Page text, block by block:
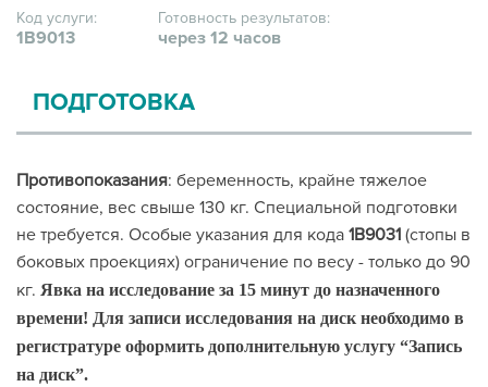
Код услуги:
1В9013
Готовность результатов:
через 12 часов
ПОДГОТОВКА
Противопоказания: беременность, крайне тяжелое
состояние, вес свыше 130 кг. Специальной подготовки
не требуется. Особые указания для кода 1В9031 (стопы в
боковых проекциях) ограничение по весу - только до 90
кг. Явка на исследование за 15 минут до назначенного
времени! Для записи исследования на диск необходимо в
регистратуре оформить дополнительную услугу “Запись
на диск”.